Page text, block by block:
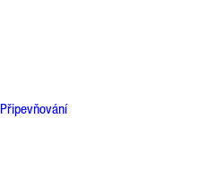
Připevňování